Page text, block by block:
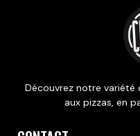
Découvrez notre variété
aux pizzas, en